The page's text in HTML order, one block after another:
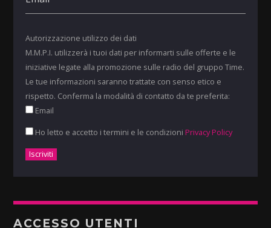
Autorizzazione utilizzo dei dati
M.M.P.I. utilizzerà i tuoi dati per informarti sulle offerte e le
iniziative legate alla promozione sulle radio del gruppo Time.
Le tue informazioni saranno trattate con senso etico e
rispetto. Conferma la modalità di contatto da te preferita:
Email
Ho letto e accetto i termini e le condizioni Privacy Policy
ACCESSO UTENTI